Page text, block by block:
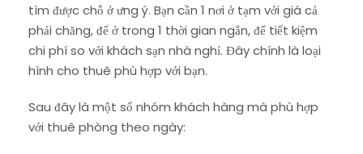
tìm được chỗ ở ưng ý. Bạn cần 1 nơi ở tạm với giá cả
phải chăng, để ở trong 1 thời gian ngắn, để tiết kiệm
chi phí so với khách sạn nhà nghỉ. Đây chính là loại
hình cho thuê phù hợp với bạn.
Sau đây là một số nhóm khách hàng mà phù hợp
với thuê phòng theo ngày: